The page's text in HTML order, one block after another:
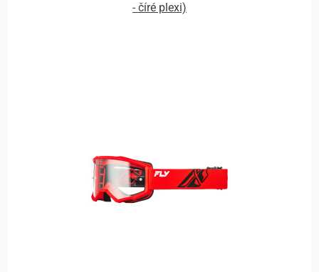
- číré plexi)